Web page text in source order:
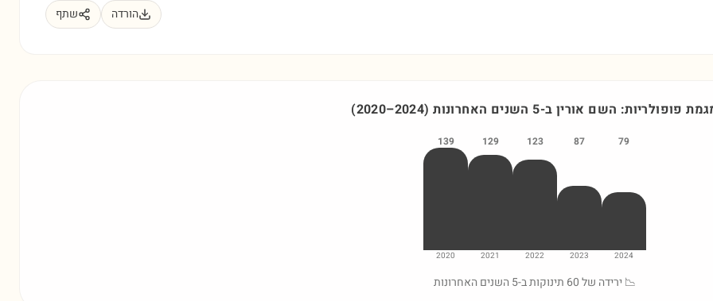
הורדה שתף
פופולריות: השם אורין ב-5 השנים האחרונות (2020–2024)
79
2024
87
2023
123
2022
129
2021
139
2020
📉 ירידה של 60 תינוקות ב-5 השנים האחרונות